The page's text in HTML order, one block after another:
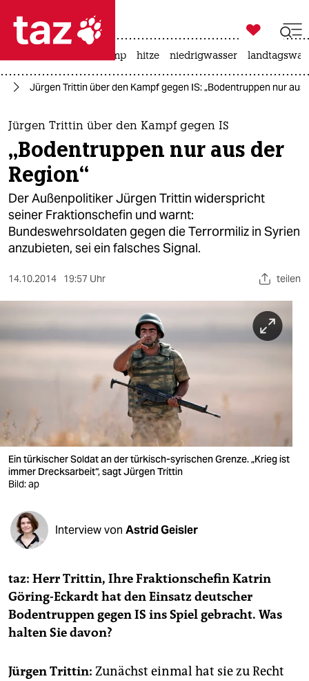
 taz zahl ich
taz zahl ich
themen
politik
öko
gesellschaft
kultur
sport
nord
verlag
veranstaltungen
shop
fragen & hilfe
unterstützen
genossenschaft
epaper login

taz zahl ich
usa unter trump hitze niedrigwasser
Jürgen Trittin über den Kampf gegen IS: „Bodentruppen nur aus
Jürgen Trittin über den Kampf gegen IS
„Bodentruppen nur aus der
Region“
Der Außenpolitiker Jürgen Trittin widerspricht
seiner Fraktionschefin und warnt:
Bundeswehrsoldaten gegen die Terrormiliz in Syrien
anzubieten, sei ein falsches Signal.
14.10.2014 19:57 Uhr teilen
Ein türkischer Soldat an der türkisch-syrischen Grenze. „Krieg ist
immer Drecksarbeit“, sagt Jürgen Trittin
Bild: ap
Interview von Astrid Geisler
taz: Herr Trittin, Ihre Fraktionschefin Katrin
Göring-Eckardt hat den Einsatz deutscher
Bodentruppen gegen IS ins Spiel gebracht. Was
halten Sie davon?
Jürgen Trittin: Zunächst einmal hat sie zu Recht